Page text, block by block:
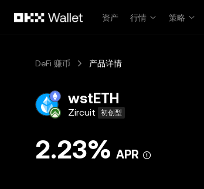
资产
行情 策略
DeFi 赚币 产品详情
wstETH
Zircuit 初创型
2.23% APR